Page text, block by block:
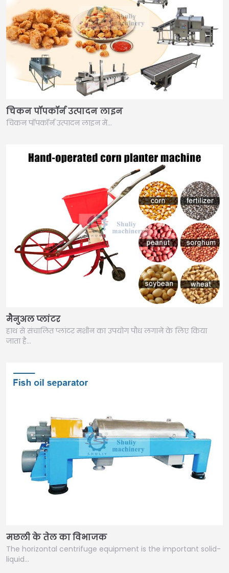
चिकन पॉपकॉर्न उत्पादन लाइन
चिकन पॉपकॉर्न उत्पादन लाइन में…
मैनुअल प्लांटर
हाथ से संचालित प्लांटर मशीन का उपयोग पौध लगाने के लिए किया
जाता है…
मछली के तेल का विभाजक
The horizontal centrifuge equipment is the important solid-
liquid…